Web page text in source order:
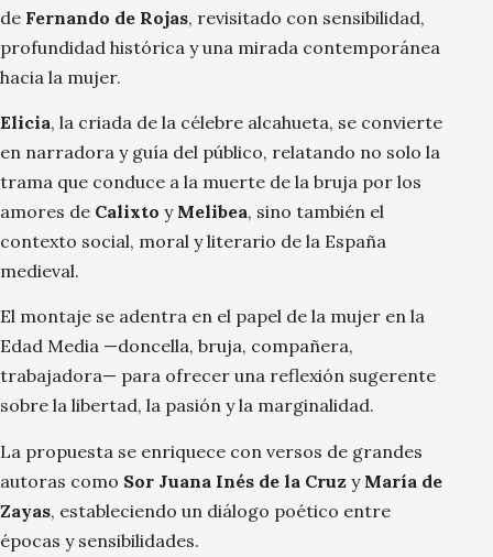
de Fernando de Rojas, revisitado con sensibilidad,
profundidad histórica y una mirada contemporánea
hacia la mujer.
Elicia, la criada de la célebre alcahueta, se convierte
en narradora y guía del público, relatando no solo la
trama que conduce a la muerte de la bruja por los
amores de Calixto y Melibea, sino también el
contexto social, moral y literario de la España
medieval.
El montaje se adentra en el papel de la mujer en la
Edad Media —doncella, bruja, compañera,
trabajadora— para ofrecer una reflexión sugerente
sobre la libertad, la pasión y la marginalidad.
La propuesta se enriquece con versos de grandes
autoras como Sor Juana Inés de la Cruz y María de
Zayas, estableciendo un diálogo poético entre
épocas y sensibilidades.